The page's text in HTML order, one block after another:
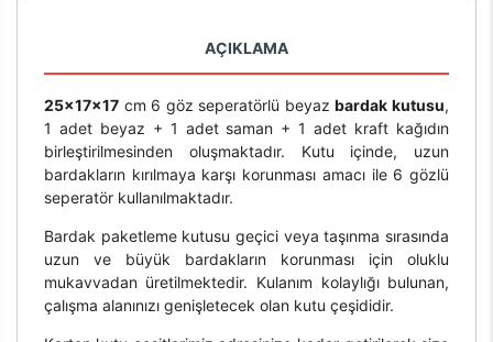
AÇIKLAMA
25x17x17cm 6 göz seperatörlü beyazbardak kutusu,
1 adet beyaz + 1 adet saman + 1 adet kraft kağıdın
birleştirilmesinden oluşmaktadır. Kutu içinde, uzun
bardakların kırılmaya karşı korunması amacı ile 6 gözlü
seperatör kullanılmaktadır.
Bardak paketleme kutusu geçici veya taşınma sırasında
uzun ve büyük bardakların korunması için oluklu
mukavvadan üretilmektedir. Kulanım kolaylığı bulunan,
çalışma alanınızı genişletecek olan kutu çeşididir.